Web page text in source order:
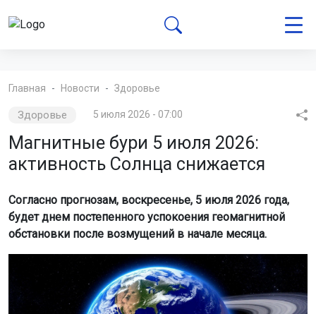
Главная Новости Здоровье
Здоровье 5 июля 2026 - 07:00
Магнитные бури 5 июля 2026:
активность Солнца снижается
Согласно прогнозам, воскресенье, 5 июля 2026 года,
будет днем постепенного успокоения геомагнитной
обстановки после возмущений в начале месяца.